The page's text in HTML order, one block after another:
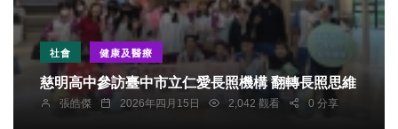
社會 健康及醫療
慈明高中參訪臺中市立仁愛長照機構 翻轉長照思維
張皓傑 2026年四月15日 2,042 觀看 0 分享